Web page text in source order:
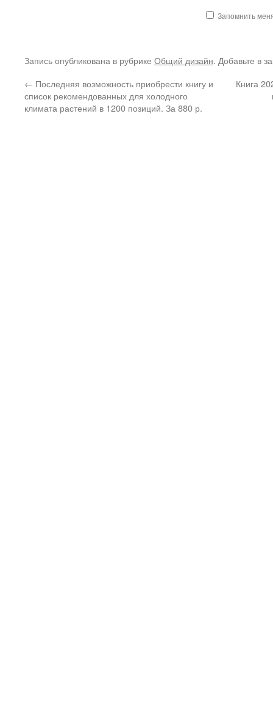
Запомнить
Запись опубликована в рубрике Общий дизайн. Добавьте в
← Последняя возможность приобрести книгу и
список рекомендованных для холодного
климата растений в 1200 позиций. За 880 р.
Книга